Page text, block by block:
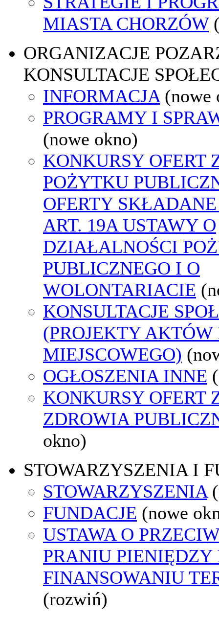
MIASTA CHORZÓW
ORGANIZACJE
KONSULTACJE
INFORMACJA (nowe
PROGRAMY I
(nowe okno)
KONKURSY OFERT
POŻYTKU
OFERTY
ART. 19A USTAWY O
DZIAŁALNOŚCI
PUBLICZNEGO I O
WOLONTARIACIE
KONSULTACJE
(PROJEKTY AKTÓW
MIEJSCOWEGO)
OGŁOSZENIA INNE
KONKURSY OFERT
ZDROWIA
okno)
STOWARZYSZENIA I
STOWARZYSZENIA
FUNDACJE (nowe
USTAWA O
PRANIU PIENIĘDZY
FINANSOWANIU
(rozwiń)